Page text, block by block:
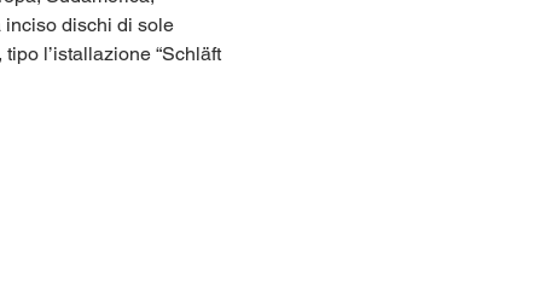
inciso dischi di sole
l’istallazione “Schläft